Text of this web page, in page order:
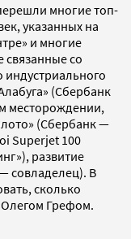
многие топ-
указанных на
и многие
со
индустриального
(Сбербанк
месторождении,
(Сбербанк —
Superjet 100
развитие
совладелец). В
сколько
Грефом.